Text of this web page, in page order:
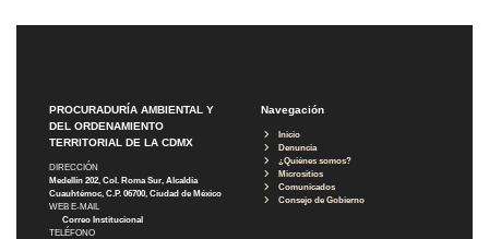
PROCURADURÍA AMBIENTAL Y
DEL ORDENAMIENTO
TERRITORIAL DE LA CDMX
DIRECCIÓN
Medellín 202, Col. Roma Sur, Alcaldía
Cuauhtémoc, C.P. 06700, Ciudad de México
WEB E-MAIL
Correo Institucional
TELÉFONO
Navegación
Inicio
Denuncia
¿Quiénes somos?
Micrositios
Comunicados
Consejo de Gobierno